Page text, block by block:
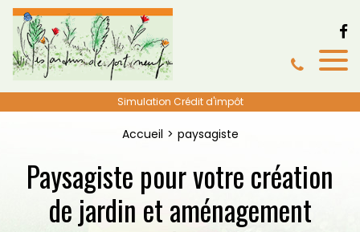
Simulation Crédit d'impôt
Accueil paysagiste
Paysagiste pour votre création
de jardin et aménagement